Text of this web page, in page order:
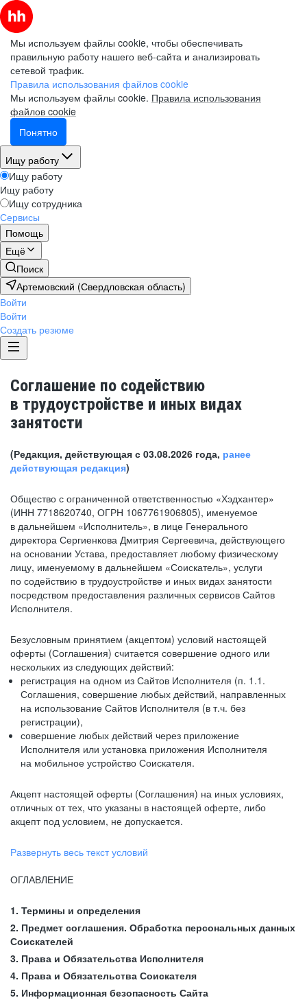
Мы используем файлы cookie, чтобы обеспечивать
правильную работу нашего веб-сайта и анализировать
сетевой трафик.
Правила использования файлов cookie
Мы используем файлы cookie. Правила использования
файлов cookie
Понятно
Ищу работу
Ищу работу
Ищу работу
Ищу сотрудника
Сервисы
Помощь
Ещё
Поиск
Артемовский (Свердловская область)
Войти
Войти
Создать резюме
Соглашение по содействию
в трудоустройстве и иных видах
занятости
(Редакция, действующая с 03.08.2026 года, ранее
действующая редакция)
Общество с ограниченной ответственностью «Хэдхантер»
(ИНН 7718620740, ОГРН 1067761906805), именуемое
в дальнейшем «Исполнитель», в лице Генерального
директора Сергиенкова Дмитрия Сергеевича, действующего
на основании Устава, предоставляет любому физическому
лицу, именуемому в дальнейшем «Соискатель», услуги
по содействию в трудоустройстве и иных видах занятости
посредством предоставления различных сервисов Сайтов
Исполнителя.
Безусловным принятием (акцептом) условий настоящей
оферты (Соглашения) считается совершение одного или
нескольких из следующих действий:
регистрация на одном из Сайтов Исполнителя (п. 1.1.
Соглашения, совершение любых действий, направленных
на использование Сайтов Исполнителя (в т.ч. без
регистрации),
совершение любых действий через приложение
Исполнителя или установка приложения Исполнителя
на мобильное устройство Соискателя.
Акцепт настоящей оферты (Соглашения) на иных условиях,
отличных от тех, что указаны в настоящей оферте, либо
акцепт под условием, не допускается.
Развернуть весь текст условий
ОГЛАВЛЕНИЕ
1. Термины и определения
2. Предмет соглашения. Обработка персональных данных
Соискателей
3. Права и Обязательства Исполнителя
4. Права и Обязательства Соискателя
5. Информационная безопасность Сайта